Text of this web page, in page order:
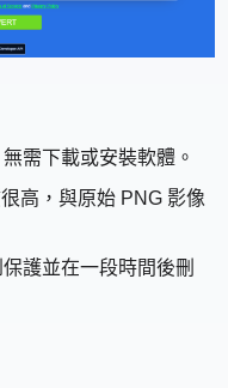
需下載或安裝軟體。
高，與原始 PNG 影像
護並在一段時間後刪